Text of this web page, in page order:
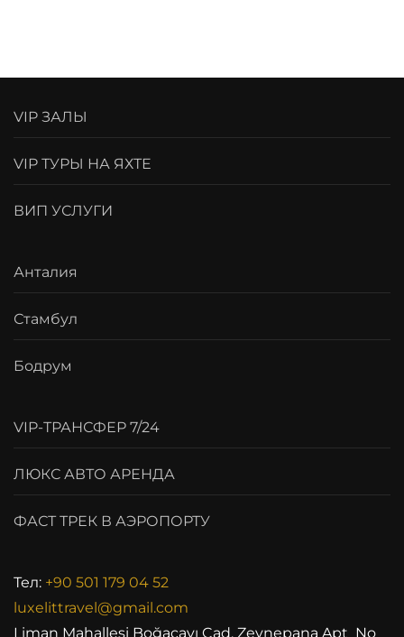
VIP ЗАЛЫ
VIP ТУРЫ НА ЯХТЕ
ВИП УСЛУГИ
Анталия
Стамбул
Бодрум
VIP-ТРАНСФЕР 7/24
ЛЮКС АВТО АРЕНДА
ФАСТ ТРЕК В АЭРОПОРТУ
Тел: +90 501 179 04 52
luxelittravel@gmail.com
Liman Mahallesi Boğaçayı Cad. Zeynepana Apt No